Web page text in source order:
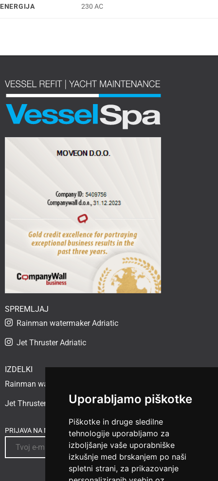
Uporabljamo piškotke
Piškotke in druge sledilne
tehnologije uporabljamo za
izboljšanje vaše uporabniške
izkušnje med brskanjem po naši
spletni strani, za prikazovanje
ENERGIJA 230 AC
SPREMLJAJ
Rainman watermaker Adriatic
Jet Thruster Adriatic
IZDELKI
Rainman watermaker
Jet Thruster
PRIJAVA NA NOVICE